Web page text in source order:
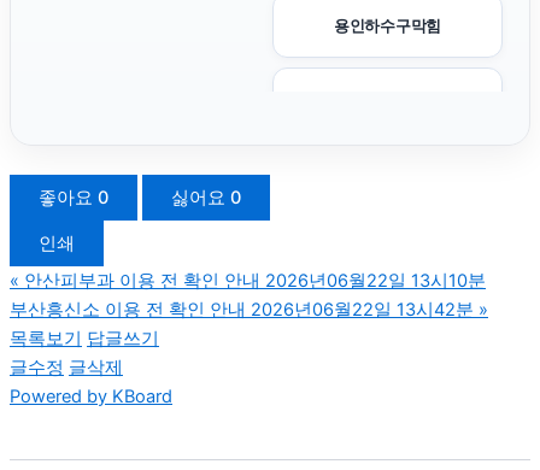
용인하수구막힘
서초이혼전문변호사
좋아요 0 싫어요 0
인쇄
« 안산피부과 이용 전 확인 안내 2026년06월22일 13시10분
부산흥신소 이용 전 확인 안내 2026년06월22일 13시42분 »
목록보기
답글쓰기
글수정 글삭제
Powered by KBoard